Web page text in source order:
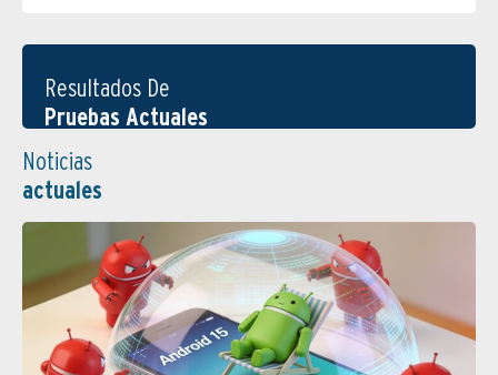
Resultados De
Pruebas Actuales
Noticias
actuales